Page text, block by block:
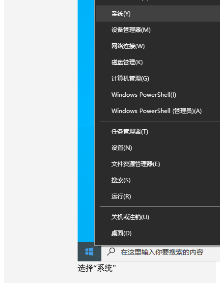
选择“系统”